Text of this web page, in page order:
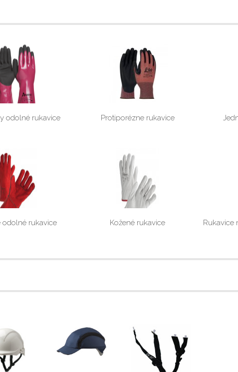
odolné rukavice Protiporézne rukavice
odolné rukavice Kožené rukavice
Rukavice